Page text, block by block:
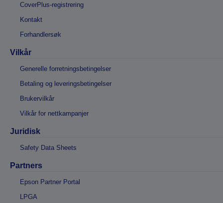
CoverPlus-registrering
Kontakt
Forhandlersøk
Vilkår
Generelle forretningsbetingelser
Betaling og leveringsbetingelser
Brukervilkår
Vilkår for nettkampanjer
Juridisk
Safety Data Sheets
Partners
Epson Partner Portal
LPGA